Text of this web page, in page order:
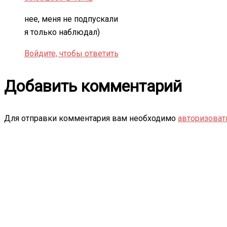
нее, меня не подпускали
я только наблюдал)
Войдите, чтобы ответить
Добавить комментарий
Для отправки комментария вам необходимо